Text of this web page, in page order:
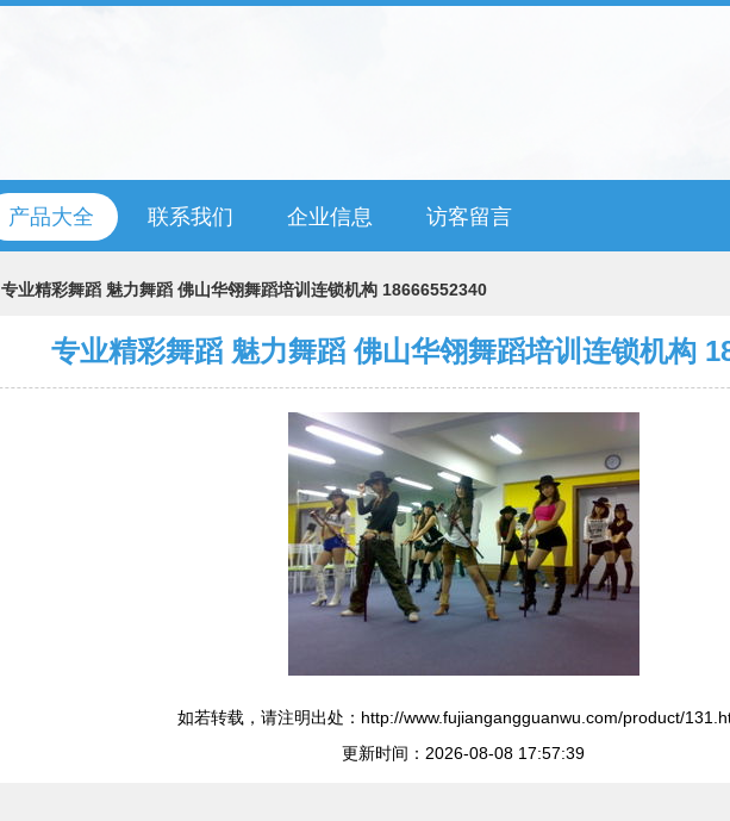
产品大全 联系我们 企业信息 访客留言
专业精彩舞蹈 魅力舞蹈 佛山华翎舞蹈培训连锁机构 18666552340
专业精彩舞蹈 魅力舞蹈 佛山华翎舞蹈培训连锁机构
如若转载，请注明出处：http://www.fujiangangguanwu.com/product/
更新时间：2026-08-08 17:57:39